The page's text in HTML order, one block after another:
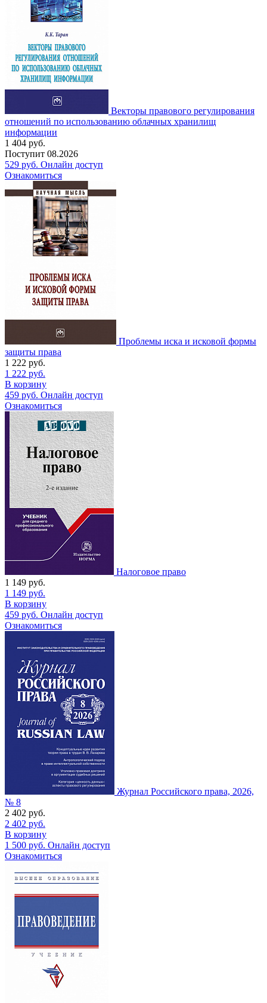
Векторы правового регулирования
отношений по использованию облачных хранилищ
информации
1 404 руб.
Поступит 08.2026
529 руб. Онлайн доступ
Ознакомиться
Проблемы иска и исковой формы
защиты права
1 222 руб.
1 222 руб.
В корзину
459 руб. Онлайн доступ
Ознакомиться
Налоговое право
1 149 руб.
1 149 руб.
В корзину
459 руб. Онлайн доступ
Ознакомиться
Журнал Российского права, 2026,
№ 8
2 402 руб.
2 402 руб.
В корзину
1 500 руб. Онлайн доступ
Ознакомиться